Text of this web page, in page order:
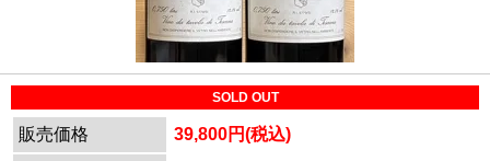
SOLD OUT
販売価格
39,800円(税込)